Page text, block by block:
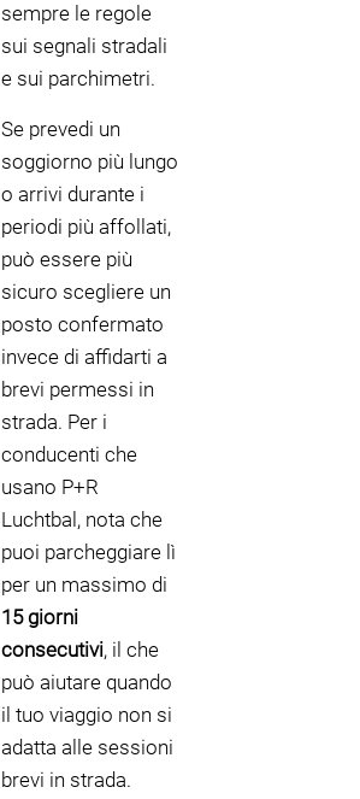
sempre le regole
sui segnali stradali
e sui parchimetri.
Se prevedi un
soggiorno più lungo
o arrivi durante i
periodi più affollati,
può essere più
sicuro scegliere un
posto confermato
invece di affidarti a
brevi permessi in
strada. Per i
conducenti che
usano P+R
Luchtbal, nota che
puoi parcheggiare lì
per un massimo di
15 giorni
consecutivi, il che
può aiutare quando
il tuo viaggio non si
adatta alle sessioni
brevi in strada.